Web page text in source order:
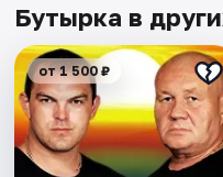
Бутырка в
от 1 500 ₽